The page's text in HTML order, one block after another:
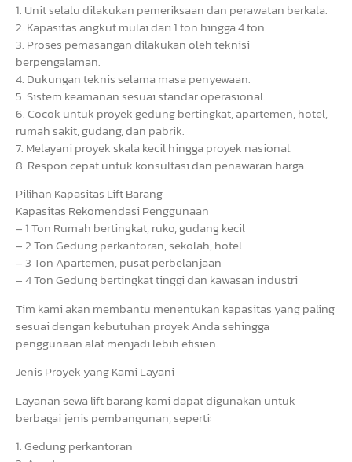
1. Unit selalu dilakukan pemeriksaan dan perawatan berkala.
2. Kapasitas angkut mulai dari 1 ton hingga 4 ton.
3. Proses pemasangan dilakukan oleh teknisi
berpengalaman.
4. Dukungan teknis selama masa penyewaan.
5. Sistem keamanan sesuai standar operasional.
6. Cocok untuk proyek gedung bertingkat, apartemen, hotel,
rumah sakit, gudang, dan pabrik.
7. Melayani proyek skala kecil hingga proyek nasional.
8. Respon cepat untuk konsultasi dan penawaran harga.
Pilihan Kapasitas Lift Barang
Kapasitas Rekomendasi Penggunaan
– 1 Ton Rumah bertingkat, ruko, gudang kecil
– 2 Ton Gedung perkantoran, sekolah, hotel
– 3 Ton Apartemen, pusat perbelanjaan
– 4 Ton Gedung bertingkat tinggi dan kawasan industri
Tim kami akan membantu menentukan kapasitas yang paling
sesuai dengan kebutuhan proyek Anda sehingga
penggunaan alat menjadi lebih efisien.
Jenis Proyek yang Kami Layani
Layanan sewa lift barang kami dapat digunakan untuk
berbagai jenis pembangunan, seperti:
1. Gedung perkantoran